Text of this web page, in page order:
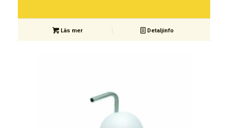
Läs mer Detaljinfo